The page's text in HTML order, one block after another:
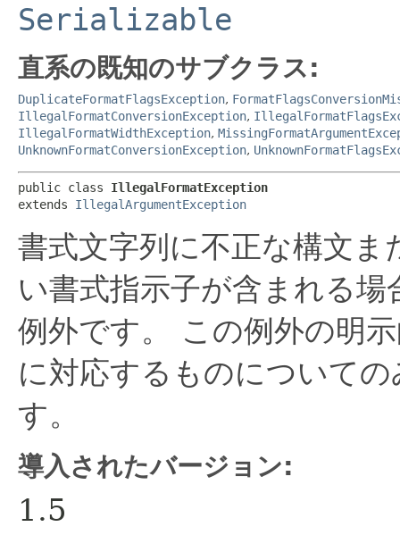
Serializable
直系の既知のサブクラス:
DuplicateFormatFlagsException,
IllegalFormatConversionException,
IllegalFormatWidthException,
UnknownFormatConversionException,
public class IllegalFormatException
extends IllegalArgumentException
書式文字列に不正な構文
い書式指示子が含まれる
例外です。
この例外の明
に対応するものについて
す。
導入されたバージョン:
1.5